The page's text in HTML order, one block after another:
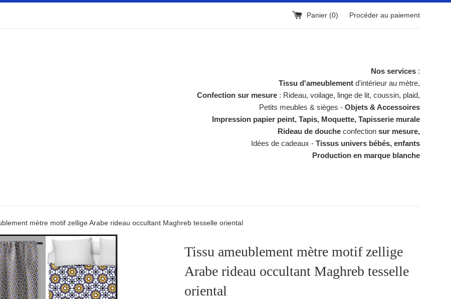
Panier (0) Procéder au paiement
Nos services :
Tissu d'ameublement d'intérieur au mètre,
Confection sur mesure : Rideau, voilage, linge de lit, coussin, plaid,
Petits meubles & sièges - Objets & Accessoires
Impression papier peint, Tapis, Moquette, Tapisserie murale
Rideau de douche confection sur mesure,
Idées de cadeaux - Tissus univers bébés, enfants
Production en marque blanche
mètre motif zellige Arabe rideau occultant Maghreb tesselle oriental
Tissu ameublement mètre motif zellige
Arabe rideau occultant Maghreb tesselle
oriental